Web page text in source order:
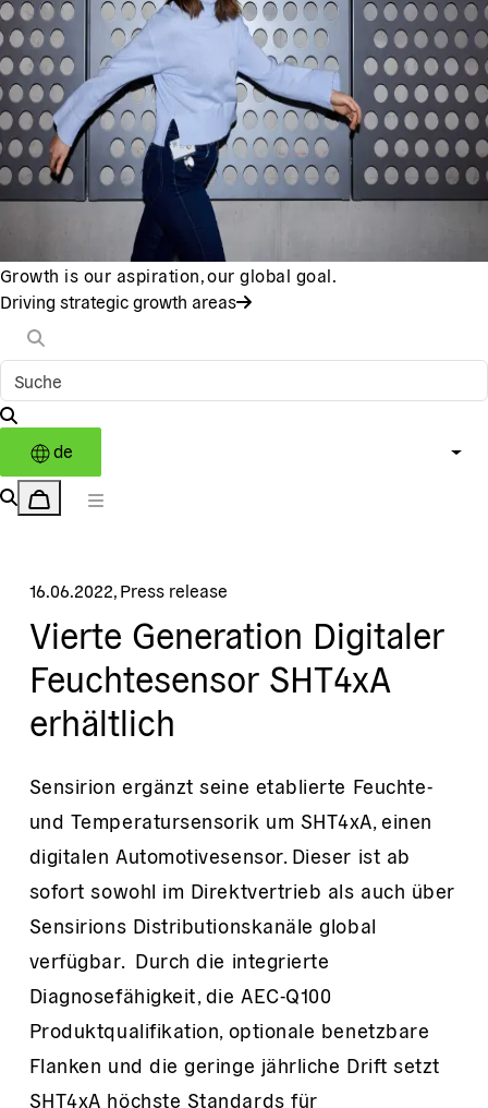
Growth is our aspiration, our global goal.
Driving strategic growth areas
de
16.06.2022, Press release
Vierte Generation Digitaler
Feuchtesensor SHT4xA
erhältlich
Sensirion ergänzt seine etablierte Feuchte-
und Temperatursensorik um SHT4xA, einen
digitalen Automotivesensor. Dieser ist ab
sofort sowohl im Direktvertrieb als auch über
Sensirions Distributionskanäle global
verfügbar. Durch die integrierte
Diagnosefähigkeit, die AEC-Q100
Produktqualifikation, optionale benetzbare
Flanken und die geringe jährliche Drift setzt
SHT4xA höchste Standards für